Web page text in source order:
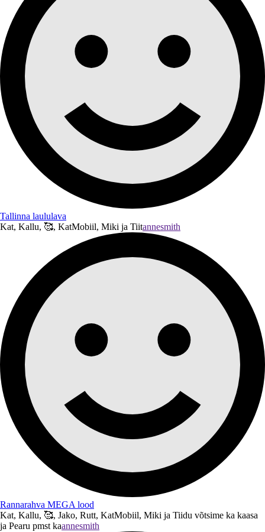
Tallinna laululava
Kat, Kallu, 🥰, KatMobiil, Miki ja Tiitannesmith
Rannarahva MEGA lood
Kat, Kallu, 🥰, Jako, Rutt, KatMobiil, Miki ja Tiidu võtsime ka kaasa
ja Pearu pmst kaannesmith